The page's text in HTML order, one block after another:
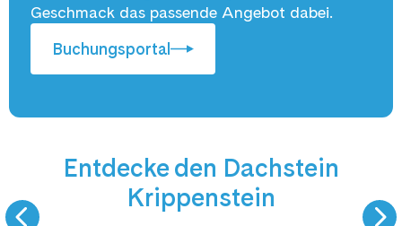
Geschmack das passende Angebot dabei.
Buchungsportal
Entdecke den Dachstein
Krippenstein
9 km Talabfahrt
WANDERN &